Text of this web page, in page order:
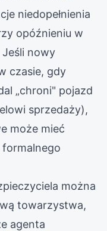
niedopełnienia
opóźnieniu w
nowy
czasie, gdy
„chroni" pojazd
sprzedaży),
może mieć
można
towarzystwa,
agenta